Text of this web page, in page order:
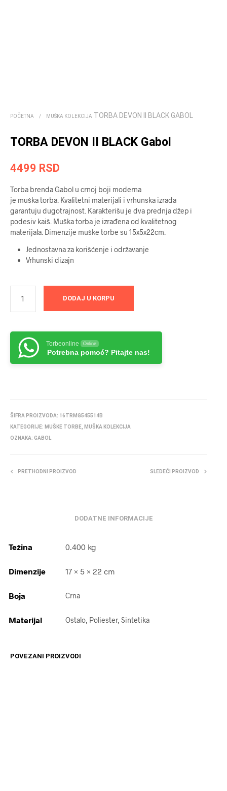
POČETNA / MUŠKA KOLEKCIJA TORBA DEVON II BLACK GABOL
TORBA DEVON II BLACK Gabol
4499 RSD
Torba brenda ­­­Gabol u crnoj boji moderna
je muška torba. Kvalitetni materijali i vrhunska izrada
garantuju dugotrajnost. Karakterišu je dva prednja džep i
podesiv kaiš. Muška torba je izrađena od kvalitetnog
materijala. Dimenzije muške torbe su 15x5x22cm.
Jednostavna za korišćenje i održavanje
Vrhunski dizajn
DODAJ U KORPU
Torbeonline Online
Potrebna pomoć? Pitajte nas!
ŠIFRA PROIZVODA: 16TRMG545514B
KATEGORIJE: MUŠKE TORBE
MUŠKA KOLEKCIJA
OZNAKA: GABOL
PRETHODNI PROIZVOD SLEDEĆI PROIZVOD
DODATNE INFORMACIJE
Težina 0.400 kg
Dimenzije 17 × 5 × 22 cm
Boja Crna
Materijal Ostalo, Poliester, Sintetika
POVEZANI PROIZVODI